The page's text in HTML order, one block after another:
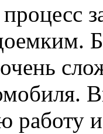
работу